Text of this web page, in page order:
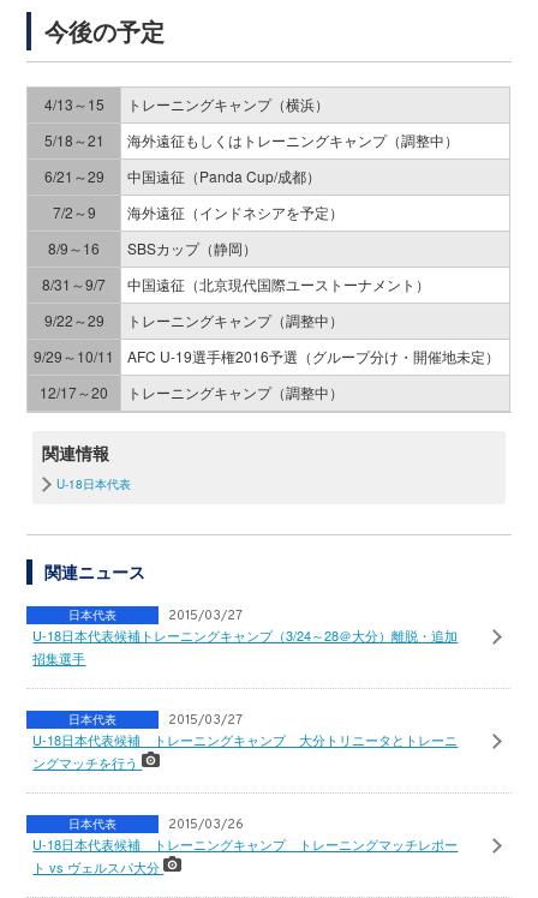
今後の予定
4/13～15
トレーニングキャンプ（横浜）
5/18～21
海外遠征もしくはトレーニングキャンプ（調整中）
6/21～29
中国遠征（Panda Cup/成都）
7/2～9
海外遠征（インドネシアを予定）
8/9～16
SBSカップ（静岡）
8/31～9/7
中国遠征（北京現代国際ユーストーナメント）
9/22～29
トレーニングキャンプ（調整中）
9/29～10/11
AFC U-19選手権2016予選（グループ分け・開催地未定）
12/17～20
トレーニングキャンプ（調整中）
関連情報
U-18日本代表
関連ニュース
日本代表 2015/03/27
U-18日本代表候補トレーニングキャンプ（3/24～28＠大分）離脱・追加
招集選手
日本代表 2015/03/27
U-18日本代表候補 トレーニングキャンプ 大分トリニータとトレーニ
ングマッチを行う
日本代表 2015/03/26
U-18日本代表候補 トレーニングキャンプ トレーニングマッチレポー
ト vs ヴェルスパ大分